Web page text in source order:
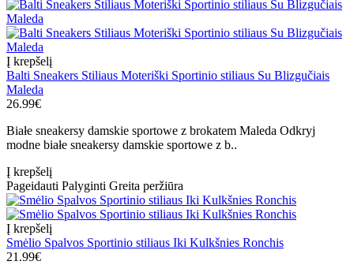
Į krepšelį
Balti Sneakers Stiliaus Moteriški Sportinio stiliaus Su Blizgučiais
Maleda
26.99€
Białe sneakersy damskie sportowe z brokatem Maleda Odkryj
modne białe sneakersy damskie sportowe z b..
Į krepšelį
Pageidauti Palyginti Greita peržiūra
Į krepšelį
Smėlio Spalvos Sportinio stiliaus Iki Kulkšnies Ronchis
21.99€